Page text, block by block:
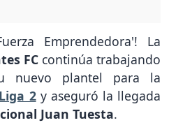
Emprendedora'! La
FC continúa trabajando
nuevo plantel para la
Liga 2y aseguró la llegada
Juan Tuesta.